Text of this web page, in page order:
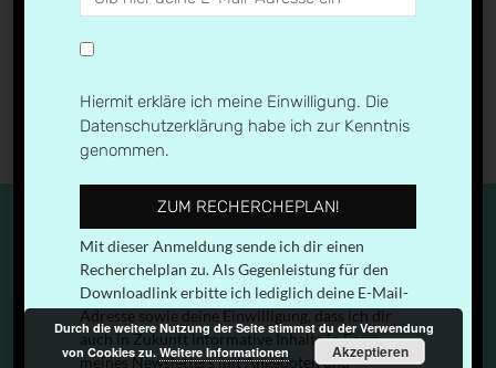
Next →
IMPRESSUM & DATENSCHUTZERKLÄRUNG
© 2026medien.geil| Designed by: Theme Freesia|
Durch die weitere Nutzung der Seite stimmst du der Verwendung
von Cookies zu.Weitere Informationen Akzeptieren
Hiermit erkläre ich meine Einwilligung. Die
Datenschutzerklärung habe ich zur Kenntnis
genommen.
ZUM RECHERCHEPLAN!
Mit dieser Anmeldung sende ich dir einen
Recherchelplan zu. Als Gegenleistung für den
Downloadlink erbitte ich lediglich deine E-Mail-
Adresse sowie deine Einwilligung, dass ich dir
auch in Zukunft informative Inhalte in Form
meines Newsletters mit Angeboten und